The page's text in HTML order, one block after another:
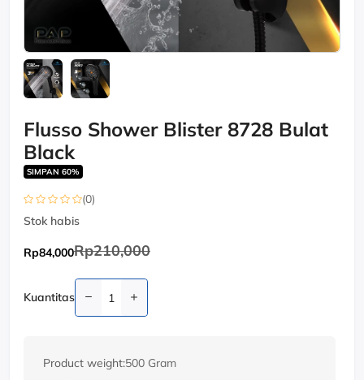
Flusso Shower Blister 8728 Bulat
Black
SIMPAN 60%
(0)
Stok habis
Rp84,000Rp210,000
Kuantitas
Product weight:500 Gram